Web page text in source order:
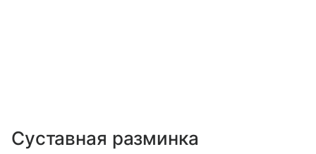
Суставная разминка